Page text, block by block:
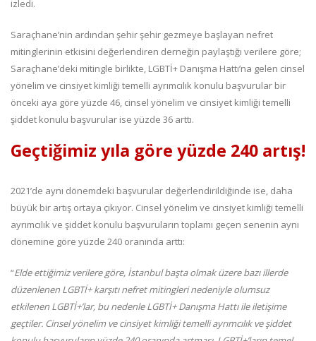
izledi.
Saraçhane’nin ardından şehir şehir gezmeye başlayan nefret
mitinglerinin etkisini değerlendiren derneğin paylaştığı verilere göre;
Saraçhane’deki mitingle birlikte, LGBTİ+ Danışma Hattı’na gelen cinsel
yönelim ve cinsiyet kimliği temelli ayrımcılık konulu başvurular bir
önceki aya göre yüzde 46, cinsel yönelim ve cinsiyet kimliği temelli
şiddet konulu başvurular ise yüzde 36 arttı.
Geçtiğimiz yıla göre yüzde 240 artış!
2021’de aynı dönemdeki başvurular değerlendirildiğinde ise, daha
büyük bir artış ortaya çıkıyor. Cinsel yönelim ve cinsiyet kimliği temelli
ayrımcılık ve şiddet konulu başvuruların toplamı geçen senenin aynı
dönemine göre yüzde 240 oranında arttı:
“Elde ettiğimiz verilere göre, İstanbul başta olmak üzere bazı illerde
düzenlenen LGBTİ+ karşıtı nefret mitingleri nedeniyle olumsuz
etkilenen LGBTİ+’lar, bu nedenle LGBTİ+ Danışma Hattı ile iletişime
geçtiler. Cinsel yönelim ve cinsiyet kimliği temelli ayrımcılık ve şiddet